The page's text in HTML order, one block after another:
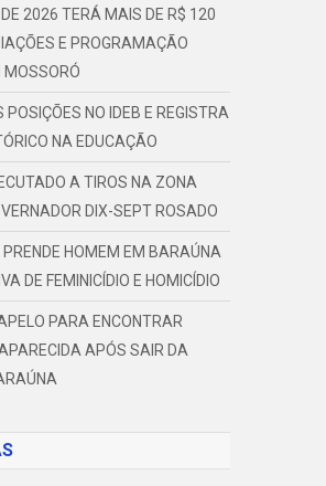
2026 TERÁ MAIS DE R$ 120
E PROGRAMAÇÃO
MOSSORÓ
POSIÇÕES NO IDEB E REGISTRA
NA EDUCAÇÃO
A TIROS NA ZONA
DIX-SEPT ROSADO
PRENDE HOMEM EM BARAÚNA
DE FEMINICÍDIO E HOMICÍDIO
PARA ENCONTRAR
APÓS SAIR DA